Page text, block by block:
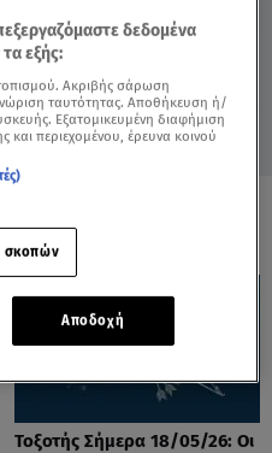
Τοξοτής Σήμερα 18/05/26: Οι
δεδομένα
εξής:
Ακριβής σάρωση
ταυτότητας. Αποθήκευση ή/
Εξατομικευμένη διαφήμιση
και περιεχομένου, έρευνα κοινού
σκοπών
Αποδοχή